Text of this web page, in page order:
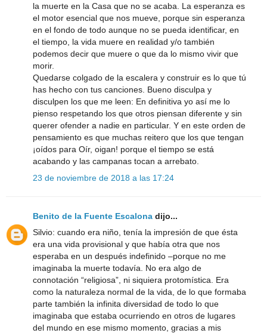
la muerte en la Casa que no se acaba. La esperanza es
el motor esencial que nos mueve, porque sin esperanza
en el fondo de todo aunque no se pueda identificar, en
el tiempo, la vida muere en realidad y/o también
podemos decir que muere o que da lo mismo vivir que
morir.
Quedarse colgado de la escalera y construir es lo que tú
has hecho con tus canciones. Bueno disculpa y
disculpen los que me leen: En definitiva yo así me lo
pienso respetando los que otros piensan diferente y sin
querer ofender a nadie en particular. Y en este orden de
pensamiento es que muchas reitero que los que tengan
¡oídos para Oír, oigan! porque el tiempo se está
acabando y las campanas tocan a arrebato.
23 de noviembre de 2018 a las 17:24
Benito de la Fuente Escalona dijo...
Silvio: cuando era niño, tenía la impresión de que ésta
era una vida provisional y que había otra que nos
esperaba en un después indefinido –porque no me
imaginaba la muerte todavía. No era algo de
connotación “religiosa”, ni siquiera protomística. Era
como la naturaleza normal de la vida, de lo que formaba
parte también la infinita diversidad de todo lo que
imaginaba que estaba ocurriendo en otros de lugares
del mundo en ese mismo momento, gracias a mis